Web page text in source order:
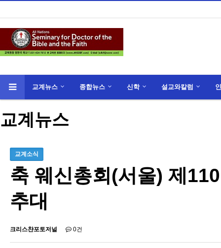
교계뉴스 종합뉴스 신학 설교와칼럼
교계뉴스
교계소식
축 웨신총회(서울) 제
추대
크리스챤포토저널 0건